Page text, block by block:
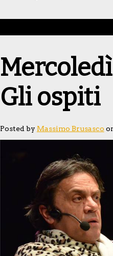
Gli ospiti
Posted by Massimo Brusasco